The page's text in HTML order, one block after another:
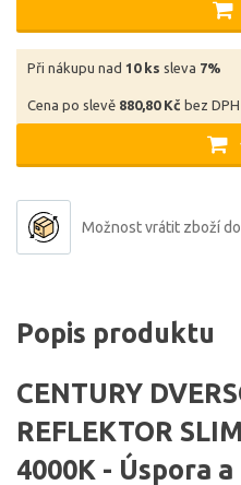
Při nákupu nad 10 ks sleva 7%
Cena po slevě 880,80 Kč bez
Možnost vrátit zboží
Popis produktu
CENTURY
REFLEKTOR
4000K - Úspora